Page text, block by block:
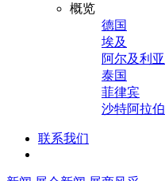
概览
德国
埃及
阿尔及利亚
泰国
菲律宾
沙特阿拉伯
联系我们